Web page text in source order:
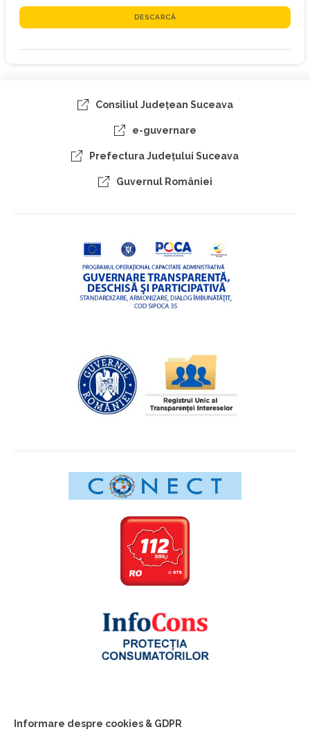
DESCARCĂ
Consiliul Judeţean Suceava
e-guvernare
Prefectura Judeţului Suceava
Guvernul României
Informare despre cookies & GDPR